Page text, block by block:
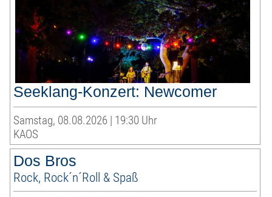
Seeklang-Konzert: Newcomer
Samstag, 08.08.2026 | 19:30 Uhr
KAOS
Dos Bros
Rock, Rock´n´Roll & Spaß